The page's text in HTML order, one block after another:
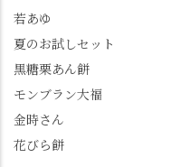
トもすぐに貯まります
し、いろんな特典もあ
していない人はぜひこ
の機会に会員登録もし
てみてね。 みなさんは
この中で気になったも
若あゆ
夏のお試しセット
黒糖栗あん餅
モンブラン大福
金時さん
花びら餅